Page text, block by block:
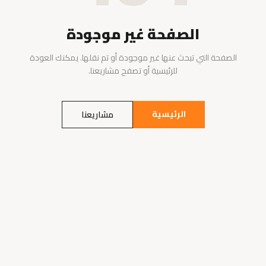
الصفحة غير موجودة
الصفحة التي تبحث عنها غير موجودة أو تم نقلها. يمكنك العودة
للرئيسية أو تصفح مشاريعنا.
الرئيسية مشاريعنا